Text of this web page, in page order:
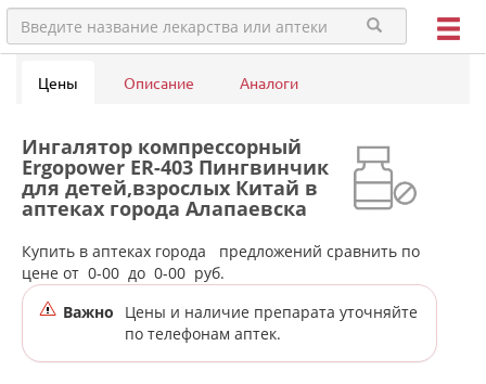
Цены Описание Аналоги
Ингалятор компрессорный
Ergopower ER-403 Пингвинчик
для детей,взрослых Китай в
аптеках города Алапаевска
Купить в аптеках города
предложений сравнить по
цене от 0-00 до 0-00 руб.
Важно
Цены и наличие препарата уточняйте
по телефонам аптек.